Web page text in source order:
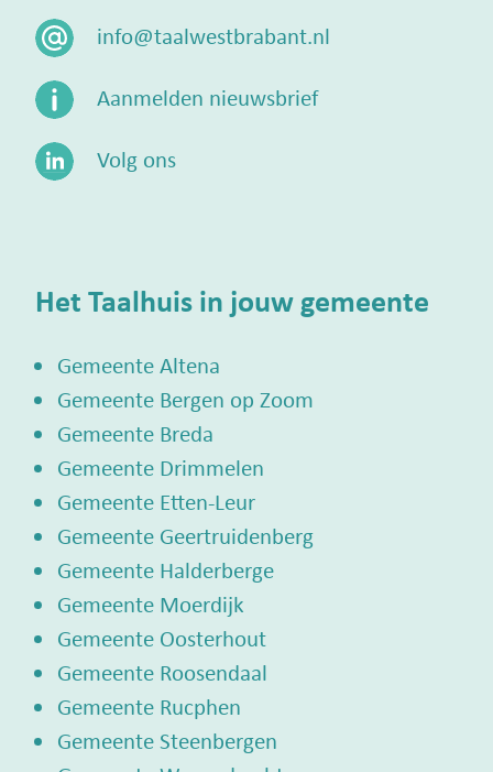
info@taalwestbrabant.nl
Aanmelden nieuwsbrief
Volg ons
Het Taalhuis in jouw gemeente
Gemeente Altena
Gemeente Bergen op Zoom
Gemeente Breda
Gemeente Drimmelen
Gemeente Etten-Leur
Gemeente Geertruidenberg
Gemeente Halderberge
Gemeente Moerdijk
Gemeente Oosterhout
Gemeente Roosendaal
Gemeente Rucphen
Gemeente Steenbergen